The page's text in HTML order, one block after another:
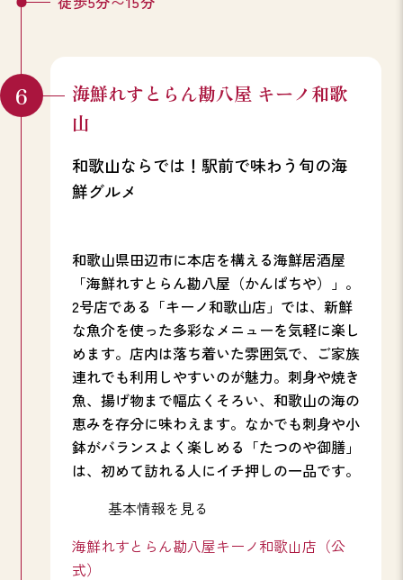
海鮮れすとらん勘八屋 キーノ和歌
山
和歌山ならでは！駅前で味わう旬の海
鮮グルメ
和歌山県田辺市に本店を構える海鮮居酒屋
「海鮮れすとらん勘八屋（かんぱちや）」。
2号店である「キーノ和歌山店」では、新鮮
な魚介を使った多彩なメニューを気軽に楽し
めます。店内は落ち着いた雰囲気で、ご家族
連れでも利用しやすいのが魅力。刺身や焼き
魚、揚げ物まで幅広くそろい、和歌山の海の
恵みを存分に味わえます。なかでも刺身や小
鉢がバランスよく楽しめる「たつのや御膳」
は、初めて訪れる人にイチ押しの一品です。
基本情報を見る
海鮮れすとらん勘八屋キーノ和歌山店（公
式）